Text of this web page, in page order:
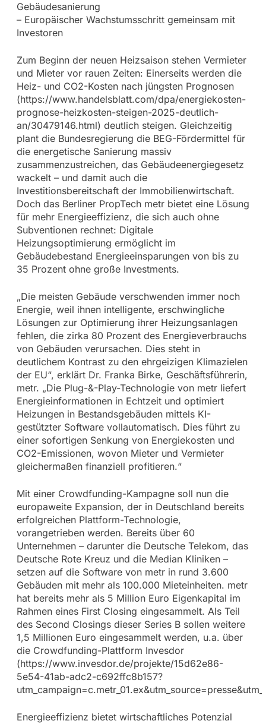
Gebäudesanierung
– Europäischer Wachstumsschritt gemeinsam mit
Investoren
Zum Beginn der neuen Heizsaison stehen Vermieter
und Mieter vor rauen Zeiten: Einerseits werden die
Heiz- und CO2-Kosten nach jüngsten Prognosen
(https://www.handelsblatt.com/dpa/energiekosten-
prognose-heizkosten-steigen-2025-deutlich-
an/30479146.html) deutlich steigen. Gleichzeitig
plant die Bundesregierung die BEG-Fördermittel für
die energetische Sanierung massiv
zusammenzustreichen, das Gebäudeenergiegesetz
wackelt – und damit auch die
Investitionsbereitschaft der Immobilienwirtschaft.
Doch das Berliner PropTech metr bietet eine Lösung
für mehr Energieeffizienz, die sich auch ohne
Subventionen rechnet: Digitale
Heizungsoptimierung ermöglicht im
Gebäudebestand Energieeinsparungen von bis zu
35 Prozent ohne große Investments.
„Die meisten Gebäude verschwenden immer noch
Energie, weil ihnen intelligente, erschwingliche
Lösungen zur Optimierung ihrer Heizungsanlagen
fehlen, die zirka 80 Prozent des Energieverbrauchs
von Gebäuden verursachen. Dies steht in
deutlichem Kontrast zu den ehrgeizigen Klimazielen
der EU“, erklärt Dr. Franka Birke, Geschäftsführerin,
metr. „Die Plug-&-Play-Technologie von metr liefert
Energieinformationen in Echtzeit und optimiert
Heizungen in Bestandsgebäuden mittels KI-
gestützter Software vollautomatisch. Dies führt zu
einer sofortigen Senkung von Energiekosten und
CO2-Emissionen, wovon Mieter und Vermieter
gleichermaßen finanziell profitieren.“
Mit einer Crowdfunding-Kampagne soll nun die
europaweite Expansion, der in Deutschland bereits
erfolgreichen Plattform-Technologie,
vorangetrieben werden. Bereits über 60
Unternehmen – darunter die Deutsche Telekom, das
Deutsche Rote Kreuz und die Median Kliniken –
setzen auf die Software von metr in rund 3.600
Gebäuden mit mehr als 100.000 Mieteinheiten. metr
hat bereits mehr als 5 Million Euro Eigenkapital im
Rahmen eines First Closing eingesammelt. Als Teil
des Second Closings dieser Series B sollen weitere
1,5 Millionen Euro eingesammelt werden, u.a. über
die Crowdfunding-Plattform Invesdor
(https://www.invesdor.de/projekte/15d62e86-
5e54-41ab-adc2-c692ffc8b157?
Energieeffizienz bietet wirtschaftliches Potenzial